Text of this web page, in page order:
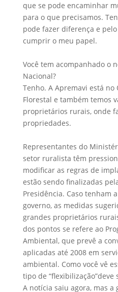
que se pode encaminhar
para o que precisamos.
pode fazer diferença e
cumprir o meu papel.
Você tem acompanhado o
Nacional?
Tenho. A Apremavi está
Florestal e também temos
proprietários rurais, onde
propriedades.
Representantes do
setor ruralista têm
modificar as regras de
estão sendo finalizadas
Presidência. Caso tenham
governo, as medidas
grandes proprietários
dos pontos se refere ao
Ambiental, que prevê a
aplicadas até 2008 em
ambiental. Como você vê
tipo de “flexibilização”deve
A notícia saiu agora, mas a